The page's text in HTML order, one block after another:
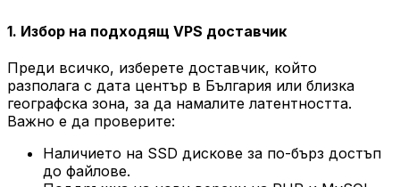
1. Избор на подходящ VPS доставчик
Преди всичко, изберете доставчик, който
разполага с дата център в България или близка
географска зона, за да намалите латентността.
Важно е да проверите:
Наличието на SSD дискове за по-бърз достъп
до файлове.